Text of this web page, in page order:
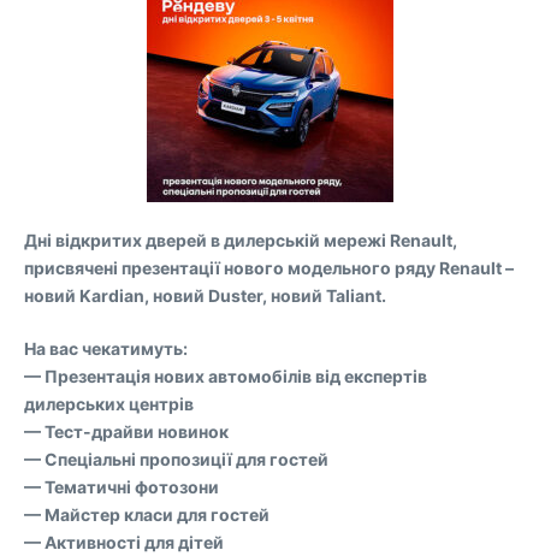
Дні відкритих дверей в дилерській мережі Renault,
присвячені презентації нового модельного ряду Renault –
новий Kardian, новий Duster, новий Taliant.
На вас чекатимуть:
— Презентація нових автомобілів від експертів
дилерських центрів
— Тест-драйви новинок
— Спеціальні пропозиції для гостей
— Тематичні фотозони
— Майстер класи для гостей
— Активності для дітей